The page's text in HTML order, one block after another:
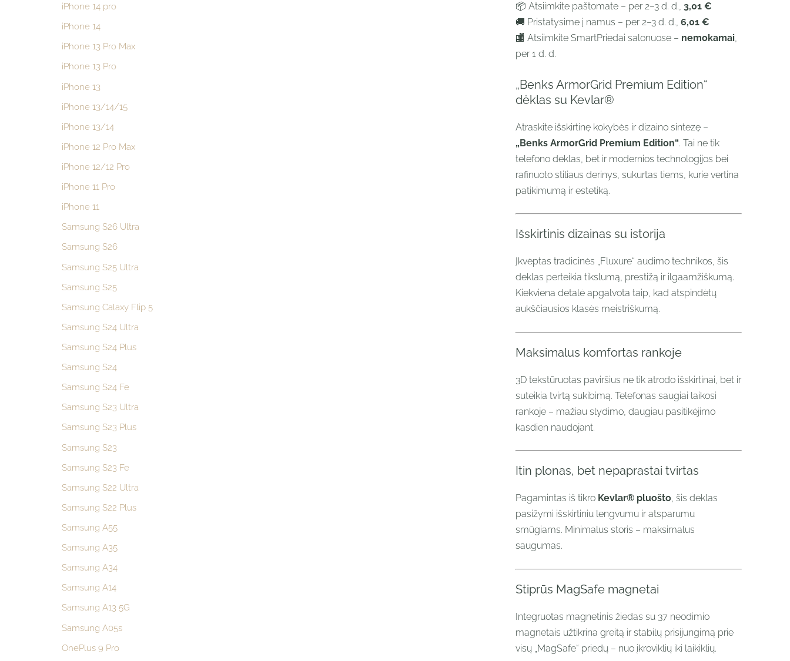
iPhone 14 pro
iPhone 14
iPhone 13 Pro Max
iPhone 13 Pro
iPhone 13
iPhone 13/14/15
iPhone 13/14
iPhone 12 Pro Max
iPhone 12/12 Pro
iPhone 11 Pro
iPhone 11
Samsung S26 Ultra
Samsung S26
Samsung S25 Ultra
Samsung S25
Samsung Calaxy Flip 5
Samsung S24 Ultra
Samsung S24 Plus
Samsung S24
Samsung S24 Fe
Samsung S23 Ultra
Samsung S23 Plus
Samsung S23
Samsung S23 Fe
Samsung S22 Ultra
Samsung S22 Plus
Samsung A55
Samsung A35
Samsung A34
Samsung A14
Samsung A13 5G
Samsung A05s
OnePlus 9 Pro
📦 Atsiimkite paštomate – per 2–3 d. d., 3,01 €
🚚 Pristatysime į namus – per 2–3 d. d., 6,01 €
🏬 Atsiimkite SmartPriedai salonuose – nemokamai,
per 1 d. d.
„Benks ArmorGrid Premium Edition“
dėklas su Kevlar®
Atraskite išskirtinę kokybės ir dizaino sintezę –
„Benks ArmorGrid Premium Edition“. Tai ne tik
telefono dėklas, bet ir modernios technologijos bei
rafinuoto stiliaus derinys, sukurtas tiems, kurie vertina
patikimumą ir estetiką.
Išskirtinis dizainas su istorija
Įkvėptas tradicinės „Fluxure“ audimo technikos, šis
dėklas perteikia tikslumą, prestižą ir ilgaamžiškumą.
Kiekviena detalė apgalvota taip, kad atspindėtų
aukščiausios klasės meistriškumą.
Maksimalus komfortas rankoje
3D tekstūruotas paviršius ne tik atrodo išskirtinai, bet ir
suteikia tvirtą sukibimą. Telefonas saugiai laikosi
rankoje – mažiau slydimo, daugiau pasitikėjimo
kasdien naudojant.
Itin plonas, bet nepaprastai tvirtas
Pagamintas iš tikro Kevlar® pluošto, šis dėklas
pasižymi išskirtiniu lengvumu ir atsparumu
smūgiams. Minimalus storis – maksimalus
saugumas.
Stiprūs MagSafe magnetai
Integruotas magnetinis žiedas su 37 neodimio
magnetais užtikrina greitą ir stabilų prisijungimą prie
visų „MagSafe“ priedų – nuo įkroviklių iki laikiklių.